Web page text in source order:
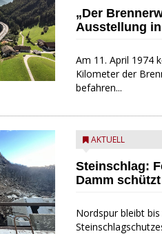
„Der
Ausstellung
Am 11. April 1974
Kilometer der
befahren...
AKTUELL
Steinschlag:
Damm
Nordspur bleibt